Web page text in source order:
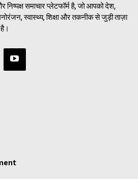
निष्पक्ष समाचार प्लेटफॉर्म है, जो आपको देश,
स्वास्थ्य, शिक्षा और तकनीक से जुड़ी ताज़ा